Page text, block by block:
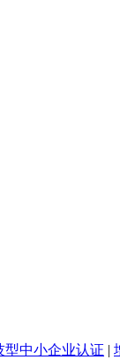
型中小企业认证 |